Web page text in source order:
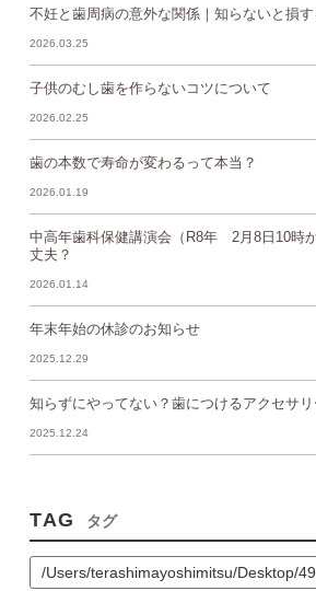
不妊と歯周病の意外な関係｜知らないと損
2026.03.25
子供のむし歯を作らないコツについて
2026.02.25
歯の本数で寿命が変わるって本当？
2026.01.19
中高年歯科保健講演会（R8年 2月8日10時
丈夫？
2026.01.14
年末年始の休診のお知らせ
2025.12.29
知らずにやってない？歯につけるアクセサ
2025.12.24
TAG タグ
/Users/terashimayoshimitsu/Desktop/